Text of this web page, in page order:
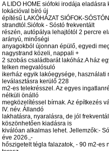
A LIDO HOME siófoki irodája eladásra
lokációval bíró új
építésű LAKÓHÁZAT SIÓFOK-
strandtól.Siófok - Sóstó frekventált
részén, autópálya lehajtótól 2 percre
arányú, minőségi
anyagokból újonnan épülő, egyedi
nagystrand közeli, nappali +
2 szobás családbarát lakóház.A ház
telken megvalósuló
ikerház egyik lakóegysége, használati
leválasztásra kerülő 228
m2-es telekrésszel. Az egyes
nélküli önálló
megközelítéssel bírnak. Az építkezés
IV. név. Állandó
lakhatásra, nyaralásra, de jól
köszönhetően kiadásra is
kiválóan alkalmas lehet. Jellemzők:-
éve 2026.,-
hőszigetelt tégla falazatok, - 90 m2-es